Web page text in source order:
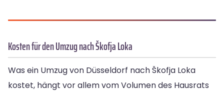
Kosten für den Umzug nach Škofja Loka
Was ein Umzug von Düsseldorf nach Škofja Loka
kostet, hängt vor allem vom Volumen des Hausrats